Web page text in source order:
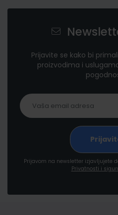
Prijavite se kako bi
proizvodima i
Prijavom na newsletter izjavljujete
Privatnosti i